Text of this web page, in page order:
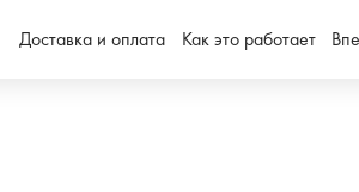
Доставка и оплата Как это работает